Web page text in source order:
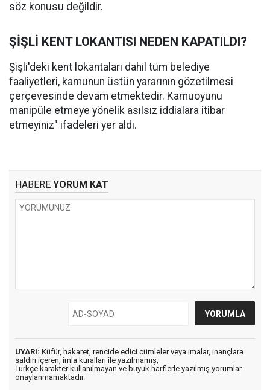
söz konusu değildir.
ŞİŞLİ KENT LOKANTISI NEDEN KAPATILDI?
Şişli'deki kent lokantaları dahil tüm belediye
faaliyetleri, kamunun üstün yararının gözetilmesi
çerçevesinde devam etmektedir. Kamuoyunu
manipüle etmeye yönelik asılsız iddialara itibar
etmeyiniz" ifadeleri yer aldı.
HABERE YORUM KAT
UYARI: Küfür, hakaret, rencide edici cümleler veya imalar, inançlara
saldırı içeren, imla kuralları ile yazılmamış,
Türkçe karakter kullanılmayan ve büyük harflerle yazılmış yorumlar
onaylanmamaktadır.